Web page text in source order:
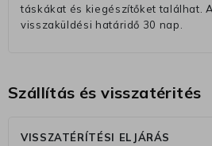
táskákat és kiegészítőket találhat.
visszaküldési határidő 30 nap.
Szállítás és visszatérités
VISSZATÉRÍTÉSI ELJÁRÁS